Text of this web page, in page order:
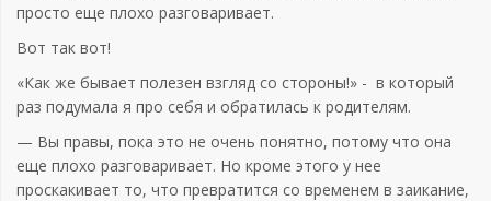
просто еще плохо разговаривает.
Вот так вот!
«Как же бывает полезен взгляд со стороны!» - в который
раз подумала я про себя и обратилась к родителям.
— Вы правы, пока это не очень понятно, потому что она
еще плохо разговаривает. Но кроме этого у нее
проскакивает то, что превратится со временем в заикание,